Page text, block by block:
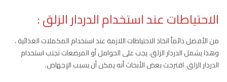
الاحتياطات عند استخدام الدردار الزلق :
من الأفضل دائماً اتخاذ الاحتياطات اللازمة عند استخدام المكملات الغذائية ،
وهذا يشمل الدردار الزلق. يجب على الحوامل أو المرضعات تجنب استخدام
الدردار الزلق. اقترحت بعض الأبحاث أنه يمكن أن يسبب الإجهاض.